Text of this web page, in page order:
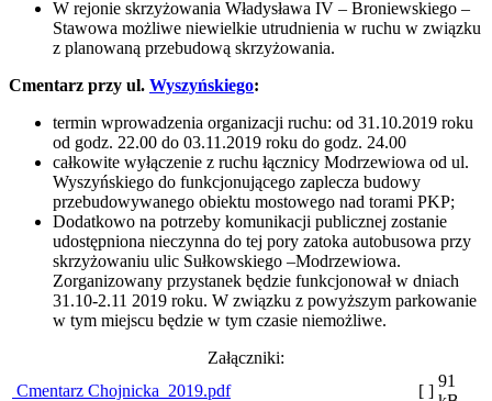
W rejonie skrzyżowania Władysława IV – Broniewskiego –
Stawowa możliwe niewielkie utrudnienia w ruchu w związku
z planowaną przebudową skrzyżowania.
Cmentarz przy ul. Wyszyńskiego:
termin wprowadzenia organizacji ruchu: od 31.10.2019 roku
od godz. 22.00 do 03.11.2019 roku do godz. 24.00
całkowite wyłączenie z ruchu łącznicy Modrzewiowa od ul.
Wyszyńskiego do funkcjonującego zaplecza budowy
przebudowywanego obiektu mostowego nad torami PKP;
Dodatkowo na potrzeby komunikacji publicznej zostanie
udostępniona nieczynna do tej pory zatoka autobusowa przy
skrzyżowaniu ulic Sułkowskiego –Modrzewiowa.
Zorganizowany przystanek będzie funkcjonował w dniach
31.10-2.11 2019 roku. W związku z powyższym parkowanie
w tym miejscu będzie w tym czasie niemożliwe.
Załączniki:
Cmentarz Chojnicka_2019.pdf
[ ]
91